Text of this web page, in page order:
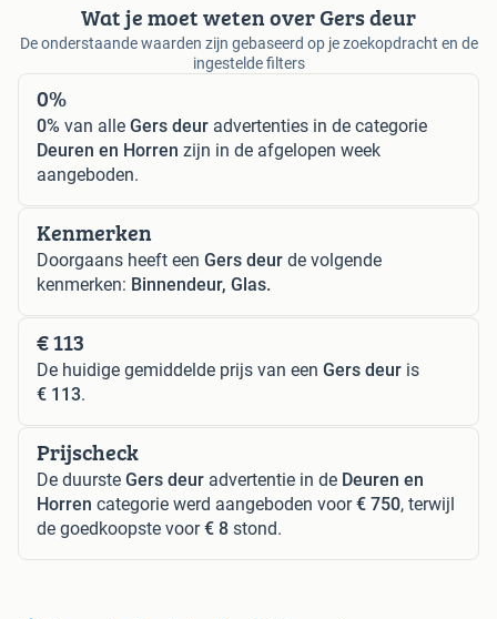
Wat je moet weten over Gers deur
De onderstaande waarden zijn gebaseerd op je zoekopdracht en de
ingestelde filters
0%
0% van alle Gers deur advertenties in de categorie
Deuren en Horren zijn in de afgelopen week
aangeboden.
Kenmerken
Doorgaans heeft een Gers deur de volgende
kenmerken: Binnendeur, Glas.
€ 113
De huidige gemiddelde prijs van een Gers deur is
€ 113.
Prijscheck
De duurste Gers deur advertentie in de Deuren en
Horren categorie werd aangeboden voor€ 750, terwijl
de goedkoopste voor€ 8 stond.